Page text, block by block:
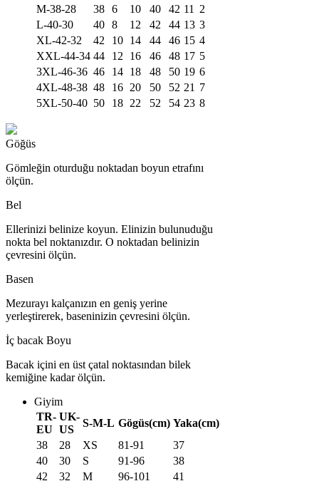
M-38-28
38 6 10 40 42 11
2
L-40-30
40 8 12 42 44 13 3
XL-42-32
42 10 14 44 46 15 4
XXL-44-34 44 12 16 46 48 17 5
3XL-46-36 46 14 18 48 50 19 6
4XL-48-38 48 16 20 50 52 21 7
5XL-50-40 50 18 22 52 54 23 8
Göğüs
Gömleğin oturduğu noktadan boyun etrafını
ölçün.
Bel
Ellerinizi belinize koyun. Elinizin bulunuduğu
nokta bel noktanızdır. O noktadan belinizin
çevresini ölçün.
Basen
Mezurayı kalçanızın en geniş yerine
yerleştirerek, baseninizin çevresini ölçün.
İç bacak Boyu
Bacak içini en üst çatal noktasından bilek
kemiğine kadar ölçün.
Giyim
TR-
EU
UK-
US
S-M-L Gögüs(cm) Yaka(cm)
38
28 XS 81-91
37
40
30 S 91-96
38
42
32 M 96-101 41